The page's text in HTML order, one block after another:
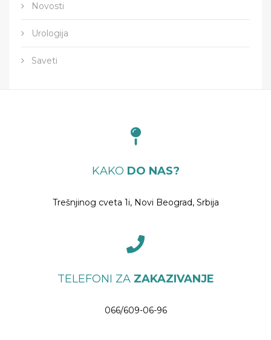
Novosti
Urologija
Saveti
KAKO DO NAS?
Trešnjinog cveta 1i, Novi Beograd, Srbija
TELEFONI ZA ZAKAZIVANJE
066/609-06-96